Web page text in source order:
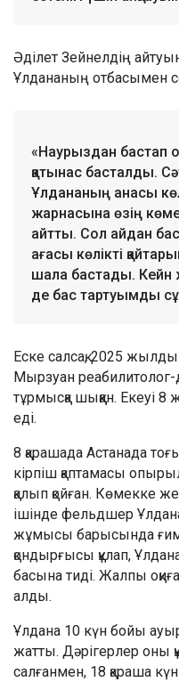
Әділет Зейнелдің
Ұлдананың отбасымен
«Наурыздан бастап
қатынас басталды.
Ұлдананың анасы
жарнасына өзің
айтты. Сол айдан
ағасы көлікті
шала бастады. Кейн
де бас тартуымды
Еске салсақ, 2025
Мырзуан реабилитолог-
тұрмысқа шыққан. Екеуі
еді.
8 қарашада Астанада
кірпіш қаптамасы
қалып қойған. Көмекке
ішінде фельдшер
жұмысы барысында
қондырғысы құлап,
басына тиді. Жалпы
алды.
Ұлдана 10 күн бойы
жатты. Дәрігерлер оны
салғанмен, 18 қараша